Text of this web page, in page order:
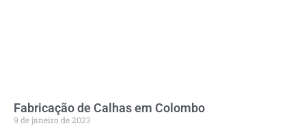
Fabricação de Calhas em Colombo
9 de janeiro de 2023